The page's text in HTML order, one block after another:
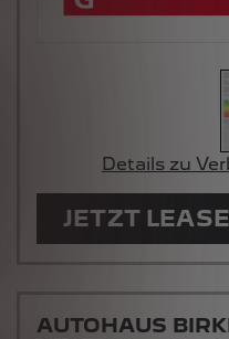
Details zu
JETZT
AUTOHAUS